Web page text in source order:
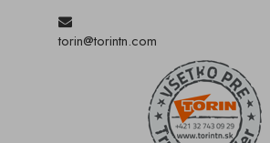
torin@torintn.com